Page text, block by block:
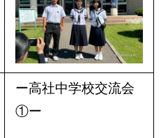
ー高社中学校交流会
①ー